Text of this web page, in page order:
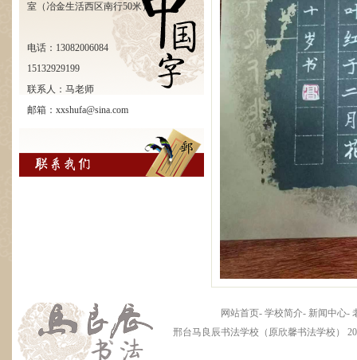
室（冶金生活西区南行50米）
电话：13082006084
15132929199
联系人：马老师
邮箱：xxshufa@sina.com
网站首页- 学校简介- 新闻中心-
邢台马良辰书法学校（原欣馨书法学校）